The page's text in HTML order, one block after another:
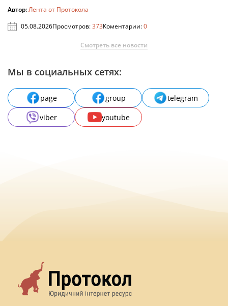
Автор:Лента от Протокола
05.08.2026Просмотров:373Коментарии:0
Смотреть все новости
Мы в социальных сетях:
page group
telegram
viber
youtube